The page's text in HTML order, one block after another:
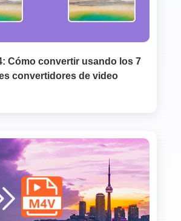
Cómo convertir usando los 7
convertidores de video